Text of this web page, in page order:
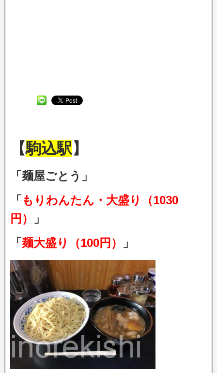
【駒込駅】
「麺屋ごとう」
「 もりわんたん・大盛り（1030
円）
」
「 麺大盛り（100円） 」